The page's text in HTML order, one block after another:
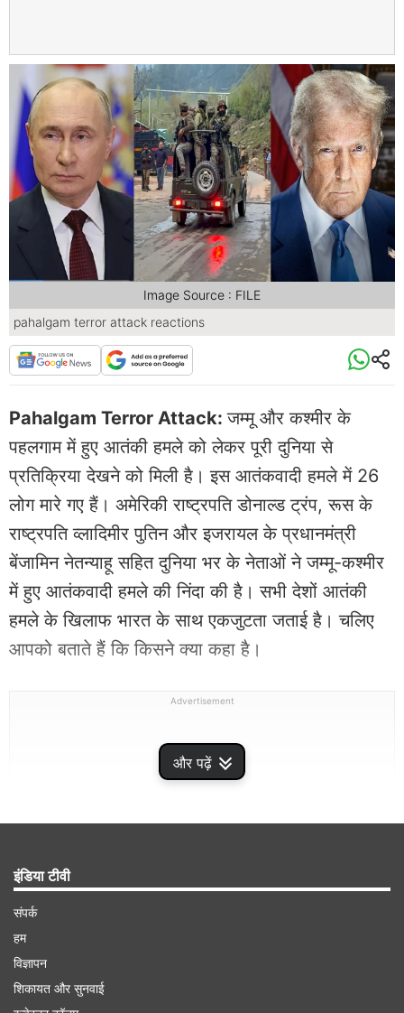
और पढ़ें
pahalgam terror attack reactions
Image Source : FILE
Pahalgam Terror Attack:जम्मू और कश्मीर के
पहलगाम में हुए आतंकी हमले को लेकर पूरी दुनिया से
प्रतिक्रिया देखने को मिली है। इस आतंकवादी हमले में 26
लोग मारे गए हैं। अमेरिकी राष्ट्रपति डोनाल्ड ट्रंप, रूस के
राष्ट्रपति व्लादिमीर पुतिन और इजरायल के प्रधानमंत्री
बेंजामिन नेतन्याहू सहित दुनिया भर के नेताओं ने जम्मू-कश्मीर
में हुए आतंकवादी हमले की निंदा की है। सभी देशों आतंकी
हमले के खिलाफ भारत के साथ एकजुटता जताई है। चलिए
आपको बताते हैं कि किसने क्या कहा है।
Advertisement
'भारत के साथ है अमेरिका'
अमेरिका के राष्ट्रपति डोनाल्ड ट्रंप नें आतंकी हमले के बाद
इंडिया टीवी
संपर्क
हम
विज्ञापन
शिकायत और सुनवाई